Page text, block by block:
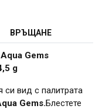
ВРЪЩАНЕ
Gems
g
вид с палитрата
Gems.Блестете